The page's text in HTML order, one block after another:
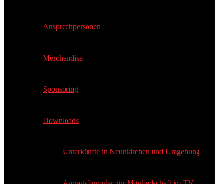
Ansprechpersonen
Merchandise
Sponsoring
Downloads
Unterkünfte in Neunkirchen und Umgebung